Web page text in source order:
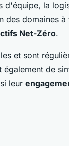
d'équipe, la
des domaines à
Net-Zéro.
et sont
également de
leur